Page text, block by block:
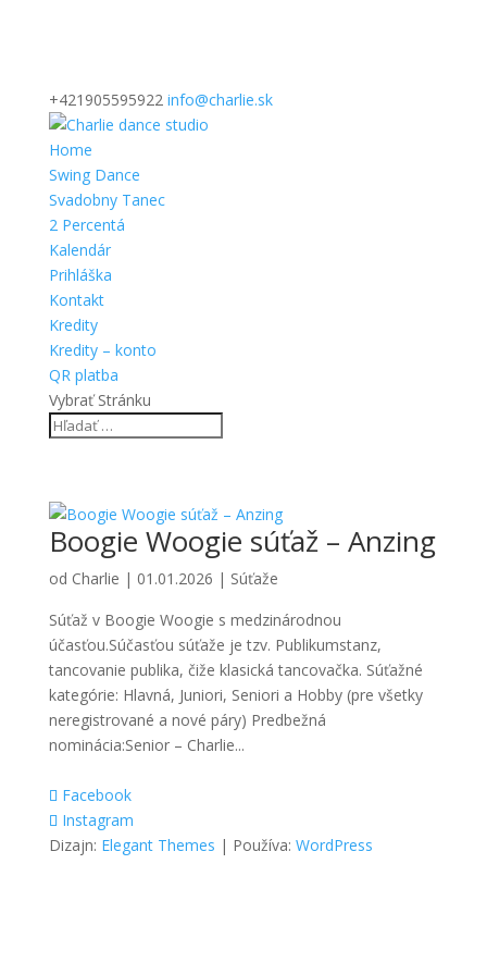
+421905595922 info@charlie.sk
Home
Swing Dance
Svadobny Tanec
2 Percentá
Kalendár
Prihláška
Kontakt
Kredity
Kredity – konto
QR platba
Vybrať Stránku
Boogie Woogie súťaž – Anzing
od Charlie | 01.01.2026 | Súťaže
Súťaž v Boogie Woogie s medzinárodnou
účasťou.Súčasťou súťaže je tzv. Publikumstanz,
tancovanie publika, čiže klasická tancovačka. Súťažné
kategórie: Hlavná, Juniori, Seniori a Hobby (pre všetky
neregistrované a nové páry) Predbežná
nominácia:Senior – Charlie...
Facebook
Instagram
Dizajn: Elegant Themes | Používa: WordPress